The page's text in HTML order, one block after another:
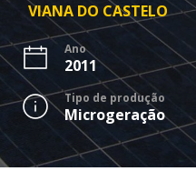
VIANA DO CASTELO
Ano
2011
Tipo de produção
Microgeração